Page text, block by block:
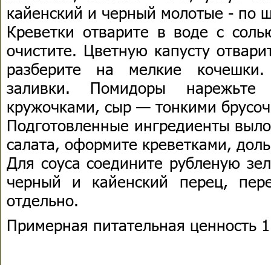
кайенский и черный молотые - по
Креветки отварите в воде с
очистите. Цветную капусту
разберите на мелкие
заливки. Помидоры
кружочками, сыр — тонкими
Подготовленные ингредиенты
салата, оформите креветками,
Для соуса соедините рубленую
черный и кайенский перец,
отдельно.
Примерная питательная ценность